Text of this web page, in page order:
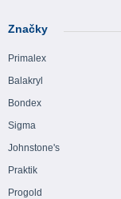
Značky
Primalex
Balakryl
Bondex
Sigma
Johnstone's
Praktik
Progold